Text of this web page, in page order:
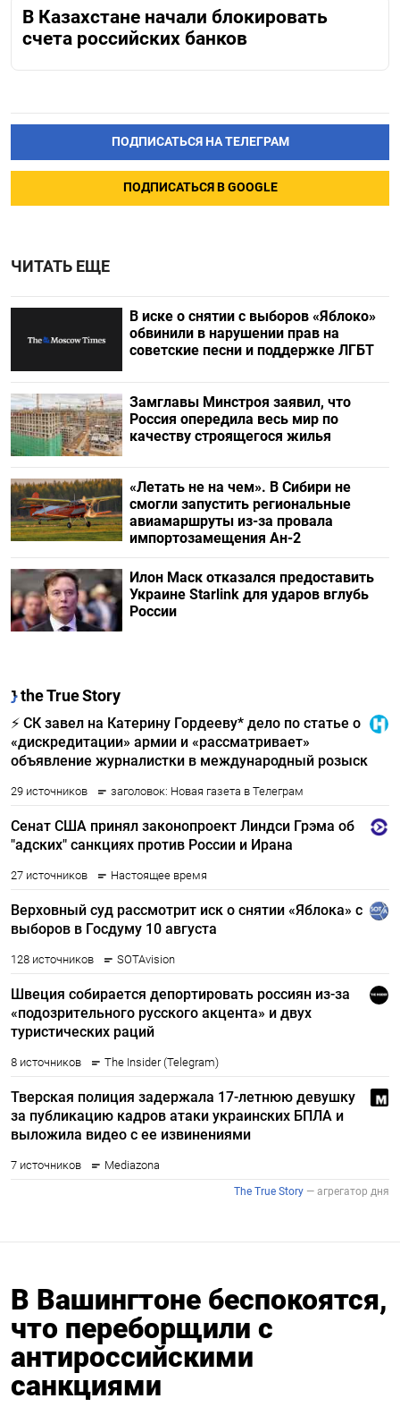
В Казахстане начали блокировать
счета российских банков
ПОДПИСАТЬСЯ НА ТЕЛЕГРАМ
ПОДПИСАТЬСЯ В GOOGLE
ЧИТАТЬ ЕЩЕ
В иске о снятии с выборов «Яблоко»
обвинили в нарушении прав на
советские песни и поддержке ЛГБТ
Замглавы Минстроя заявил, что
Россия опередила весь мир по
качеству строящегося жилья
«Летать не на чем». В Сибири не
смогли запустить региональные
авиамаршруты из-за провала
импортозамещения Ан-2
Илон Маск отказался предоставить
Украине Starlink для ударов вглубь
России
В Вашингтоне беспокоятся,
что переборщили с
антироссийскими
санкциями